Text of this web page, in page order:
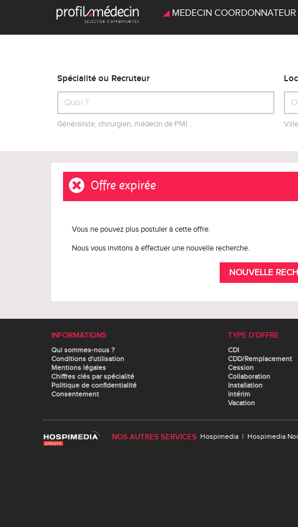
MEDECIN
Spécialité ou Recruteur
Généraliste, chirurgien, médecin de PMI…
Offre expirée
Vous ne pouvez plus postuler à cette offre.
Nous vous invitons à effectuer une nouvelle recherche.
NOUVELLE
INFORMATIONS
Qui sommes-nous ?
Conditions d'utilisation
Mentions légales
Chiffres clés par spécialité
Politique de confidentialité
Consentement
TYPE D'OFFRE
CDI
CDD/Remplacement
Cession
Collaboration
Installation
Intérim
Vacation
NOS AUTRES SERVICES Hospimedia | Hospimedia